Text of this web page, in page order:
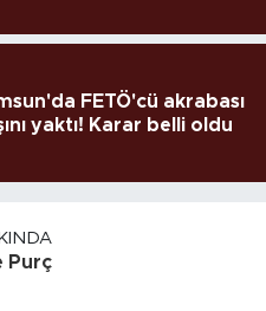
FETÖ'cü akrabası
yaktı! Karar belli oldu
Purç